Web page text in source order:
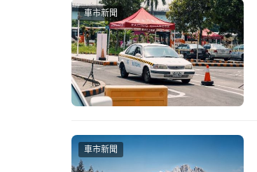
車市新聞
車市新聞